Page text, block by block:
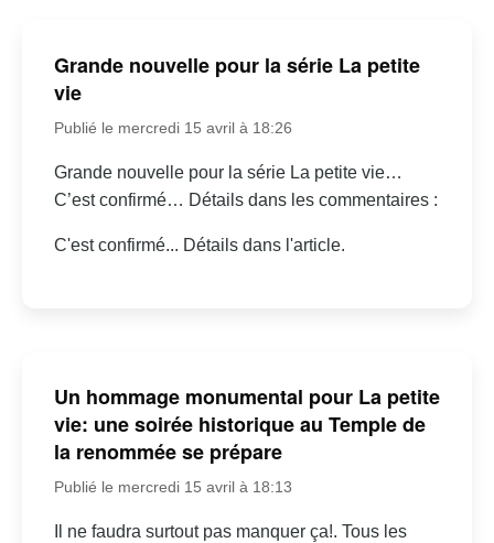
Grande nouvelle pour la série La petite
vie
Publié le mercredi 15 avril à 18:26
Grande nouvelle pour la série La petite vie…
C’est confirmé… Détails dans les commentaires :
C'est confirmé... Détails dans l'article.
Un hommage monumental pour La petite
vie: une soirée historique au Temple de
la renommée se prépare
Publié le mercredi 15 avril à 18:13
Il ne faudra surtout pas manquer ça!. Tous les